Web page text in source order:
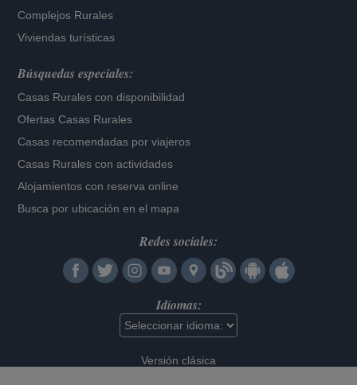
Complejos Rurales
Viviendas turísticas
Búsquedas especiales:
Casas Rurales con disponibilidad
Ofertas Casas Rurales
Casas recomendadas por viajeros
Casas Rurales con actividades
Alojamientos con reserva online
Busca por ubicación en el mapa
Redes sociales:
Idiomas:
Versión clásica